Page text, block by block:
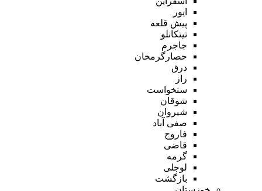
ایور
پیش قلعه
تیتکانلو
جاجرم
حصارگرمخان
درق
راز
سنخواست
شوقان
شیروان
صفی آباد
فاروج
قاضی
گرمه
لوجلی
بازگشت